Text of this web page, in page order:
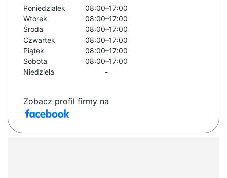
Poniedziałek
08:00–17:00
Wtorek
08:00–17:00
Środa
08:00–17:00
Czwartek
08:00–17:00
Piątek
08:00–17:00
Sobota
08:00–17:00
Niedziela
-
Zobacz profil firmy na